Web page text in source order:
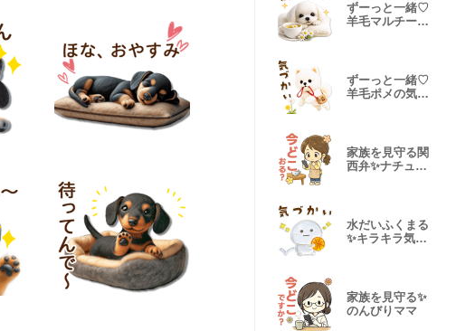
ずーっと一緒♡
羊毛マルチーズ
ずーっと一緒♡
羊毛ポメの気遣
家族を見守る関
西弁✨ナチュラ
水だいふくまる
✨キラキラ気遣
家族を見守る✨
のんびりママ